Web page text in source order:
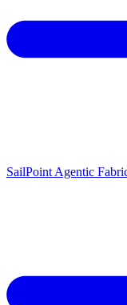
SailPoint Agentic